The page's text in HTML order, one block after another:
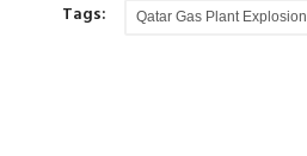
Tags: Qatar Gas Plant Explosion